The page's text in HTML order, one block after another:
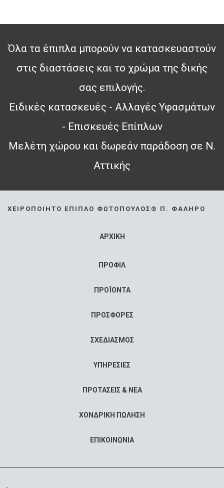
Όλα τα έπιπλα μπορούν να κατασκευαστούν
στις διαστάσεις και το χρώμα της δικής
σας επιλογής.
Ειδικές κατασκευές - Αλλαγές Υφασμάτων
- Επισκευές Επίπλων
Μελέτη χώρου και δωρεάν παράδοση σε Ν.
Αττικής
ΧΕΙΡΟΠΟΊΗΤΟ ΈΠΙΠΛΟ ΦΩΤΌΠΟΥΛΟΣ® Π. ΦΆΛΗΡΟ
ΑΡΧΙΚΗ
ΠΡΟΦΙΛ
ΠΡΟΪΟΝΤΑ
ΠΡΟΣΦΟΡΕΣ
ΣΧΕΔΙΑΣΜΟΣ
ΥΠΗΡΕΣΙΕΣ
ΠΡΟΤΑΣΕΙΣ & ΝΕΑ
ΧΟΝΔΡΙΚΗ ΠΩΛΗΣΗ
ΕΠΙΚΟΙΝΩΝΙΑ